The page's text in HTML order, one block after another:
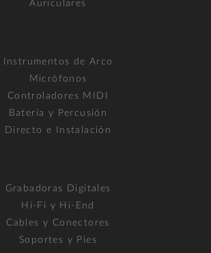
Auriculares
Instrumentos de Arco
Micrófonos
Controladores MIDI
Batería y Percusión
Directo e Instalación
Grabadoras Digitales
Hi-Fi y Hi-End
Cables y Conectores
Soportes y Pies